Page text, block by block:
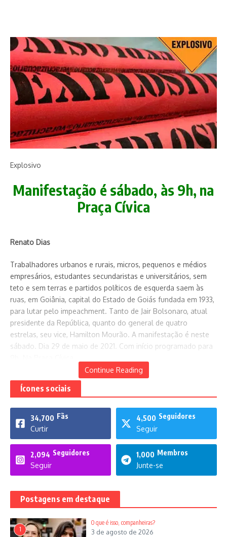
Explosivo
Manifestação é sábado, às 9h, na
Praça Cívica
Renato Dias
Trabalhadores urbanos e rurais, micros, pequenos e médios
empresários, estudantes secundaristas e universitários, sem
teto e sem terras e partidos políticos de esquerda saem às
ruas, em Goiânia, capital do Estado de Goiás fundada em 1933,
para lutar pelo impeachment. Tanto de Jair Bolsonaro, atual
presidente da República, quanto do general de quatro
estrelas, seu vice, Hamilton Mourão. A manifestação é neste
sábado. Dia 29 de maio de 2021. Com início programado para
Continue Reading
Ícones sociais
34,700 Fãs
Curtir
4,500 Seguidores
Seguir
2,094 Seguidores
Seguir
1,000 Membros
Junte-se
Postagens em destaque
1
O que é isso, companheiras?
3 de agosto de 2026